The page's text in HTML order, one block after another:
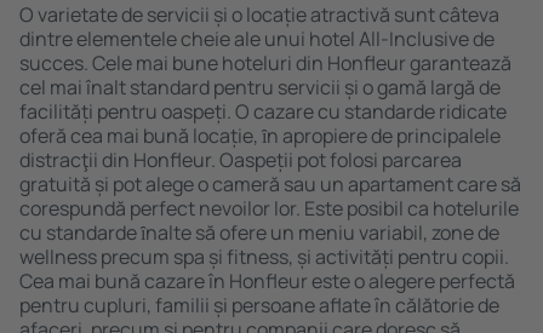
O varietate de servicii și o locație atractivă sunt câteva
dintre elementele cheie ale unui hotel All-Inclusive de
succes. Cele mai bune hoteluri din Honfleur garantează
cel mai înalt standard pentru servicii și o gamă largă de
facilități pentru oaspeți. O cazare cu standarde ridicate
oferă cea mai bună locație, ȋn apropiere de principalele
distracţii din Honfleur. Oaspeții pot folosi parcarea
gratuită și pot alege o cameră sau un apartament care să
corespundă perfect nevoilor lor. Este posibil ca hotelurile
cu standarde ȋnalte să ofere un meniu variabil, zone de
wellness precum spa și fitness, și activități pentru copii.
Cea mai bună cazare în Honfleur este o alegere perfectă
pentru cupluri, familii și persoane aflate în călătorie de